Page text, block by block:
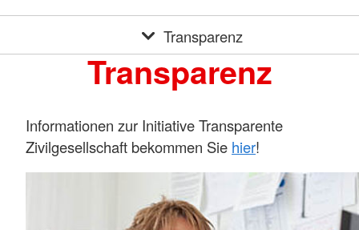
Transparenz
Transparenz
Informationen zur Initiative Transparente
Zivilgesellschaft bekommen Sie hier!